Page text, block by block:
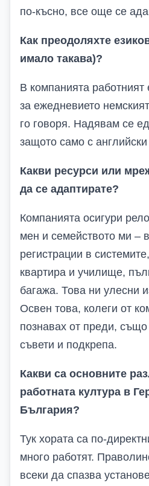
по-късно, все още се
Как преодоляхте
имало такава)?
В компанията работният
за ежедневието
го говоря. Надявам се
защото само с
Какви ресурси или
да се адаптирате?
Компанията осигури
мен и семейството ми –
регистрации в
квартира и училище,
багажа. Това ни улесни
Освен това, колеги от
познавах от преди,
съвети и подкрепа.
Какви са основните
работната култура в
България?
Тук хората са по-
много работят.
всеки да спазва